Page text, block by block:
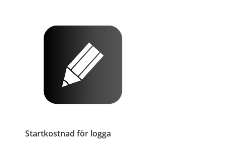
Startkostnad för logga